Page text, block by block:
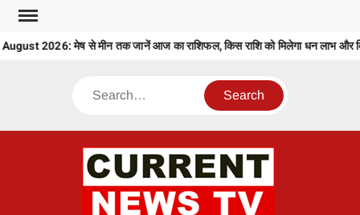
Skip
content2026: मेष से मीन तक जानें आज का राशिफल, किस राशि को मिलेगा धन लाभ और किसे
Search